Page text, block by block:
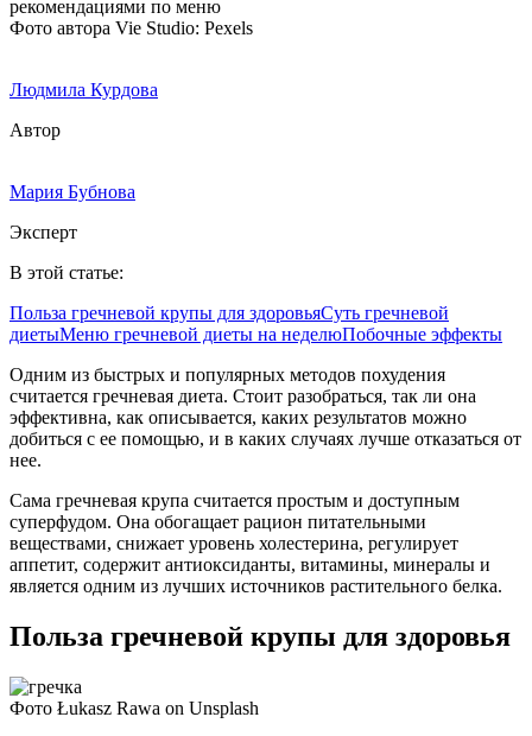
Фото автора Vie Studio: Pexels
Людмила Курдова
Автор
Мария Бубнова
Эксперт
В этой статье:
Польза гречневой крупы для здоровьяСуть гречневой
диетыМеню гречневой диеты на неделюПобочные эффекты
Одним из быстрых и популярных методов похудения
считается гречневая диета. Стоит разобраться, так ли она
эффективна, как описывается, каких результатов можно
добиться с ее помощью, и в каких случаях лучше отказаться от
нее.
Сама гречневая крупа считается простым и доступным
суперфудом. Она обогащает рацион питательными
веществами, снижает уровень холестерина, регулирует
аппетит, содержит антиоксиданты, витамины, минералы и
является одним из лучших источников растительного белка.
Польза гречневой крупы для здоровья
Фото Łukasz Rawa on Unsplash